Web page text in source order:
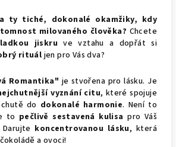
ty tiché, dokonalé okamžiky, kdy
milovaného člověka? Chcete
jiskru ve vztahu a dopřát si
rituáljen pro Vás dva?
Romantika" je stvořena pro lásku. Je
vyznání citu, které spojuje
do dokonalé harmonie. Není to
to pečlivě sestavená kulisa pro Váš
koncentrovanou lásku, která
a ovoci!